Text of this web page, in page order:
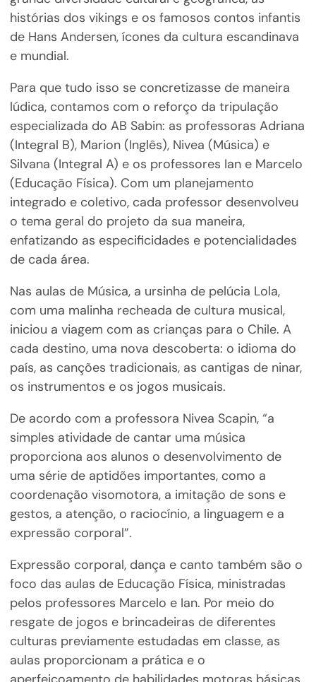
histórias dos vikings e os famosos contos infantis
de Hans Andersen, ícones da cultura escandinava
e mundial.
Para que tudo isso se concretizasse de maneira
lúdica, contamos com o reforço da tripulação
especializada do AB Sabin: as professoras Adriana
(Integral B), Marion (Inglês), Nivea (Música) e
Silvana (Integral A) e os professores Ian e Marcelo
(Educação Física). Com um planejamento
integrado e coletivo, cada professor desenvolveu
o tema geral do projeto da sua maneira,
enfatizando as especificidades e potencialidades
de cada área.
Nas aulas de Música, a ursinha de pelúcia Lola,
com uma malinha recheada de cultura musical,
iniciou a viagem com as crianças para o Chile. A
cada destino, uma nova descoberta: o idioma do
país, as canções tradicionais, as cantigas de ninar,
os instrumentos e os jogos musicais.
De acordo com a professora Nivea Scapin, “a
simples atividade de cantar uma música
proporciona aos alunos o desenvolvimento de
uma série de aptidões importantes, como a
coordenação visomotora, a imitação de sons e
gestos, a atenção, o raciocínio, a linguagem e a
expressão corporal”.
Expressão corporal, dança e canto também são o
foco das aulas de Educação Física, ministradas
pelos professores Marcelo e Ian. Por meio do
resgate de jogos e brincadeiras de diferentes
culturas previamente estudadas em classe, as
aulas proporcionam a prática e o